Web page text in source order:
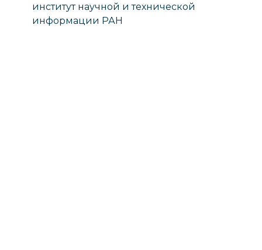
институт научной и технической
информации РАН